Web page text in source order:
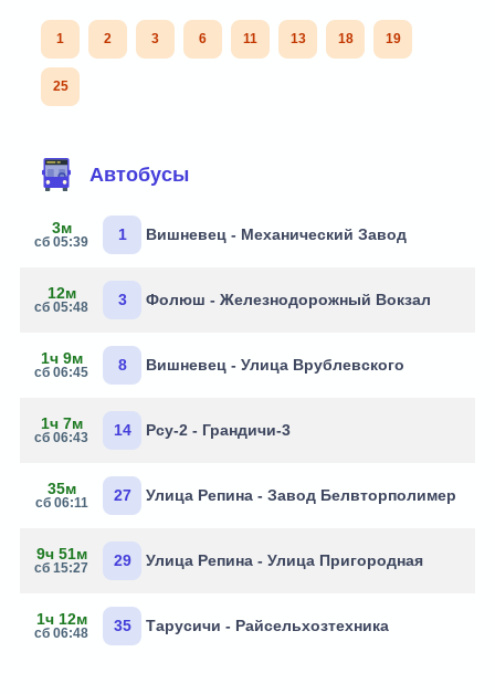
1 2 3 6 11 13 18 19
25
Автобусы
3м
сб 05:39 1 Вишневец - Механический Завод
12м
сб 05:48 3 Фолюш - Железнодорожный Вокзал
1ч 9м
сб 06:45 8 Вишневец - Улица Врублевского
1ч 7м
сб 06:43 14 Рсу-2 - Грандичи-3
35м
сб 06:11 27 Улица Репина - Завод Белвторполимер
9ч 51м
сб 15:27 29 Улица Репина - Улица Пригородная
1ч 12м
сб 06:48 35 Тарусичи - Райсельхозтехника